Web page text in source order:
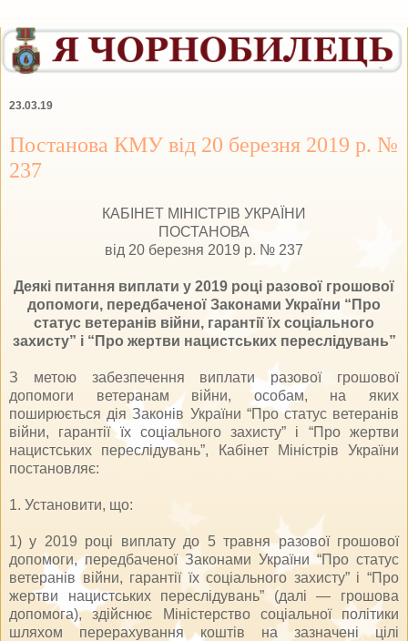
23.03.19
Постанова КМУ від 20 березня 2019 р. №
237
КАБІНЕТ МІНІСТРІВ УКРАЇНИ
ПОСТАНОВА
від 20 березня 2019 р. № 237
Деякі питання виплати у 2019 році разової грошової
допомоги, передбаченої Законами України “Про
статус ветеранів війни, гарантії їх соціального
захисту” і “Про жертви нацистських переслідувань”
З метою забезпечення виплати разової грошової
допомоги ветеранам війни, особам, на яких
поширюється дія Законів України “Про статус ветеранів
війни, гарантії їх соціального захисту” і “Про жертви
нацистських переслідувань”, Кабінет Міністрів України
постановляє:
1. Установити, що:
1) у 2019 році виплату до 5 травня разової грошової
допомоги, передбаченої Законами України “Про статус
ветеранів війни, гарантії їх соціального захисту” і “Про
жертви нацистських переслідувань” (далі — грошова
допомога), здійснює Міністерство соціальної політики
шляхом перерахування коштів на зазначені цілі